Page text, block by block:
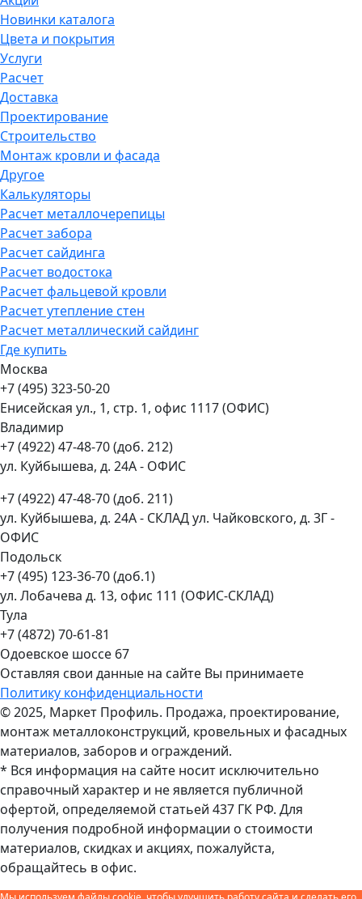
Новинки каталога
Цвета и покрытия
Услуги
Расчет
Доставка
Проектирование
Строительство
Монтаж кровли и фасада
Другое
Калькуляторы
Расчет металлочерепицы
Расчет забора
Расчет сайдинга
Расчет водостока
Расчет фальцевой кровли
Расчет утепление стен
Расчет металлический сайдинг
Где купить
Москва
+7 (495) 323-50-20
Енисейская ул., 1, стр. 1, офис 1117 (ОФИС)
Владимир
+7 (4922) 47-48-70 (доб. 212)
ул. Куйбышева, д. 24А - ОФИС
+7 (4922) 47-48-70 (доб. 211)
ул. Куйбышева, д. 24А - СКЛАД ул. Чайковского, д. 3Г -
ОФИС
Подольск
+7 (495) 123-36-70 (доб.1)
ул. Лобачева д. 13, офис 111 (ОФИС-СКЛАД)
Тула
+7 (4872) 70-61-81
Одоевское шоссе 67
Оставляя свои данные на сайте Вы принимаете
Политику конфиденциальности
© 2025, Маркет Профиль. Продажа, проектирование,
монтаж металлоконструкций, кровельных и фасадных
материалов, заборов и ограждений.
* Вся информация на сайте носит исключительно
справочный характер и не является публичной
офертой, определяемой статьей 437 ГК РФ. Для
получения подробной информации о стоимости
материалов, скидках и акциях, пожалуйста,
обращайтесь в офис.